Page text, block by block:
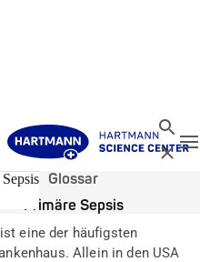
Suche
Glossar
Primäre Sepsis
eine der häufigsten
Allein in den USA